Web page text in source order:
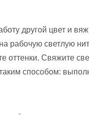
другой цвет и
рабочую светлую
оттенки. Свяжите
таким способом: